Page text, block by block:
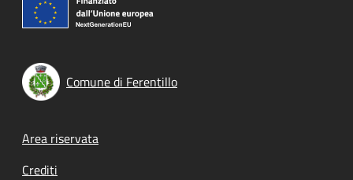
Comune di Ferentillo
Footer menu
Area riservata
Crediti